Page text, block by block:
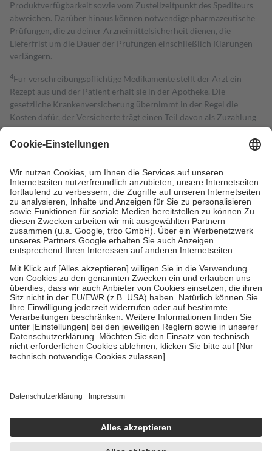
Produktverfügbarkeit sowie vom Zustellzeitpunkt des Spediteurs
abweichen. Darüber hinaus können notwendige pharmazeutische
Prüfungen, die zu deiner Arzneimittelsicherheit dienen, die
Lieferfrist um die Dauer der Prüfungen einschließlich Klärungen
verlängern.
4Für verschreibungspflichtige Medikamente stellt der Arzt ein
Rezept aus und der Patient erhält sie in der Apotheke. Die
gesetzliche Krankenversicherung übernimmt in der Regel die
Kosten dafür, der Versicherte trägt einen Teil davon als Zuzahlung
mit.
Grundsätzlich leisten Mitglieder Zuzahlungen in Höhe von zehn
höchstens zehn Euro.
Es sind jedoch nie mehr als die tatsächlichen
Kosten der Leistung zu entrichten.
Diese Regeln gelten grundsätzlich auch für Online-Apotheken.
Bei Heilmitteln und häuslicher Krankenpflege beträgt die
Zuzahlung zehn Prozent der Kosten sowie zehn Euro je
Verordnung.
Um das Engagement der Versicherten für ihre eigene Gesundheit zu
stärken und die besondere Stellung der Familie zu unterstützen,
fallenkeine Zuzahlungenan bei:
• Kindern und Jugendlichen bis zum vollendeten 18. Lebensjahr
mit Ausnahme der Fahrkosten
• Untersuchungen zur Vorsorge und Früherkennung, die von der
GKV getragen werden
• empfohlenen Schutzimpfungen
• Harn- und Blutteststreifen
getroffen, um sicherzustellen, dass es sich um echte Bewertungen
https://help.etrusted.com/hc/de/articles/4419944605341
Einige Bilder und Inhalte wurden unter Zuhilfenahme künstlicher